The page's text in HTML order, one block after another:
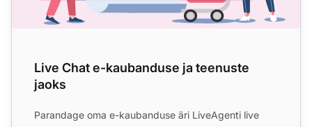
Live Chat e-kaubanduse ja teenuste
jaoks
Parandage oma e-kaubanduse äri LiveAgenti live